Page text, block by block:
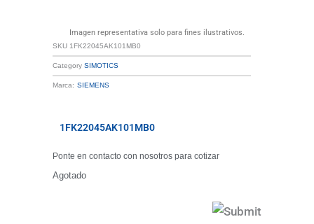
Imagen representativa solo para fines ilustrativos.
SKU 1FK22045AK101MB0
Category SIMOTICS
Marca: SIEMENS
1FK22045AK101MB0
Ponte en contacto con nosotros para cotizar
Agotado